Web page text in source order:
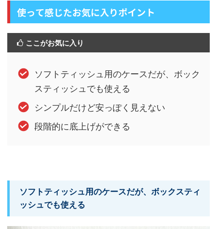
使って感じたお気に入りポイント
ここがお気に入り
ソフトティッシュ用のケースだが、ボック
スティッシュでも使える
シンプルだけど安っぽく見えない
段階的に底上げができる
ソフトティッシュ用のケースだが、ボックスティ
ッシュでも使える